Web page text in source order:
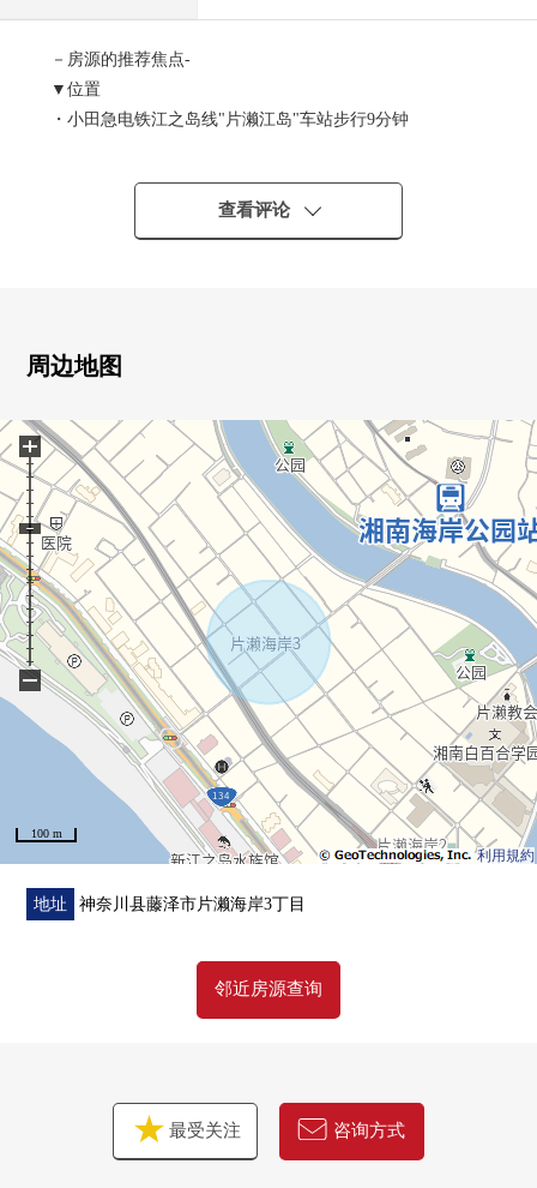
－房源的推荐焦点-
▼位置
・小田急电铁江之岛线"片濑江岛"车站步行9分钟
・湘南单轨电车"湘南江之岛"车站步行14分钟
・湘南海岸风景区里面的绿丰富的居住环境
・更地交付
能用喜欢的House厂商·计划建造
▼周边环境
・到湘南海岸公园步行8分钟(约590m)，
到片濑西浜、鹄沼海水浴场步行7分钟(约560m)，
能享受海边的散步以及海上娱乐项目
■ 在找想要的家方面给予帮助的━━━━・・・
房源的详细、需讨论是如有意向，请跟我们联系。
查看评论
周边地图
利用規約
100 m
+
−
地址 神奈川县藤泽市片濑海岸3丁目
邻近房源查询
最受关注 咨询方式